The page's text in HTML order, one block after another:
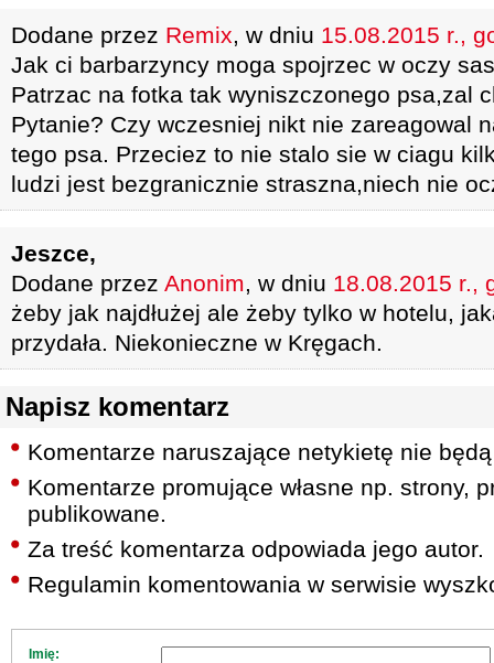
Dodane przez Remix, w dniu 15.08.2015 r.,
Jak ci barbarzyncy moga spojrzec w oczy
Patrzac na fotka tak wyniszczonego psa,zal
Pytanie? Czy wczesniej nikt nie zareagowal
tego psa. Przeciez to nie stalo sie w ciagu
ludzi jest bezgranicznie straszna,niech nie
Jeszce,
Dodane przez Anonim, w dniu 18.08.2015 r.,
żeby jak najdłużej ale żeby tylko w hotelu,
przydała. Niekonieczne w Kręgach.
Napisz komentarz
Komentarze naruszające netykietę nie
Komentarze promujące własne np. strony,
publikowane.
Za treść komentarza odpowiada jego autor.
Regulamin komentowania w serwisie
Imię: